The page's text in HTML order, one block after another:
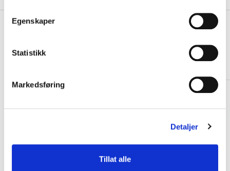
Egenskaper
Statistikk
Markedsføring
Detaljer
Tillat alle
PRODUKTBESKRIVELSE +
+